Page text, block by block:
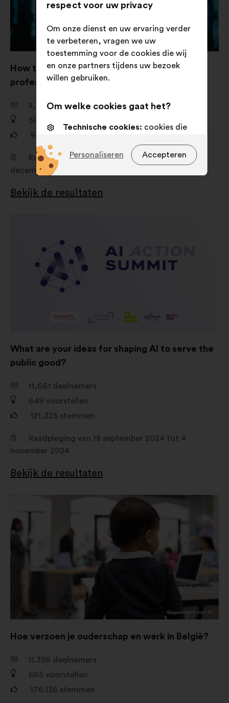
How to strengthen women’s role in IT
professions such as cybersecurity?
8,741 deelnemers
592
93,128
Raadpleging van 15 oktober 2024 tot 22
december 2024
Bekijk de resultaten
What are your ideas for shaping AI to serve the
public good?
11,661 deelnemers
649 voorstellen
121,325 stemmen
Raadpleging van 18 september 2024 tot 4
november 2024
Bekijk de resultaten
Hoe verzoen je ouderschap en werk in België?
11.356 deelnemers
665 voorstellen
176.136 stemmen
respect voor uw privacy
Om onze dienst en uw ervaring verder
te verbeteren, vragen we uw
toestemming voor de cookies die wij
en onze partners tijdens uw bezoek
willen gebruiken.
Om welke cookies gaat het?
Technische cookies: cookies die
de site
onze website te verbeteren
geaggregeerde wijze te verrijken
Cookies voor sociale netwerken:
cookies om ons te helpen onze
impact via sociale netwerken te
Accepteren
Personaliseren